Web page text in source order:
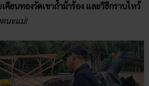
คียนทอง​วัดเขาถ้ำม้าร้อง และวิธีกราบไหว้
นะแม่!